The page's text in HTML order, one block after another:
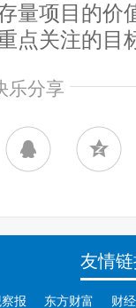
量项目的价
点关注的目
乐分享
友情
报 东方财富 财